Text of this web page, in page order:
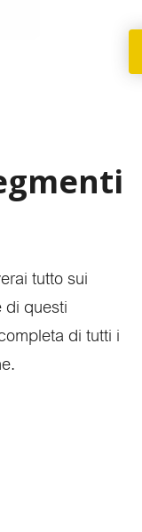
tutto sui
di questi
di tutti i